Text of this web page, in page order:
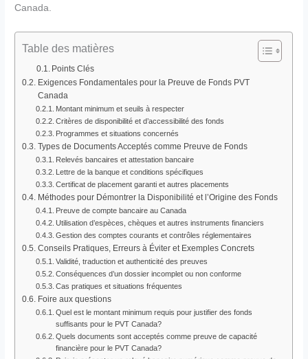
Canada.
Table des matières
Points Clés
Exigences Fondamentales pour la Preuve de Fonds PVT
Canada
Montant minimum et seuils à respecter
Critères de disponibilité et d’accessibilité des fonds
Programmes et situations concernés
Types de Documents Acceptés comme Preuve de Fonds
Relevés bancaires et attestation bancaire
Lettre de la banque et conditions spécifiques
Certificat de placement garanti et autres placements
Méthodes pour Démontrer la Disponibilité et l’Origine des Fonds
Preuve de compte bancaire au Canada
Utilisation d’espèces, chèques et autres instruments financiers
Gestion des comptes courants et contrôles réglementaires
Conseils Pratiques, Erreurs à Éviter et Exemples Concrets
Validité, traduction et authenticité des preuves
Conséquences d’un dossier incomplet ou non conforme
Cas pratiques et situations fréquentes
Foire aux questions
Quel est le montant minimum requis pour justifier des fonds
suffisants pour le PVT Canada?
Quels documents sont acceptés comme preuve de capacité
financière pour le PVT Canada?